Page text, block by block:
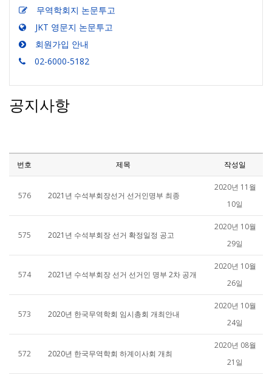
무역학회지 논문투고
JKT 영문지 논문투고
회원가입 안내
02-6000-5182
공지사항
번호 제목 작성일
576 2021년 수석부회장선거 선거인명부 최종
2020년 11월
10일
575 2021년 수석부회장 선거 확정일정 공고
2020년 10월
29일
574 2021년 수석부회장 선거 선거인 명부 2차 공개
2020년 10월
26일
573 2020년 한국무역학회 임시총회 개최안내
2020년 10월
24일
572 2020년 한국무역학회 하계이사회 개최
2020년 08월
21일